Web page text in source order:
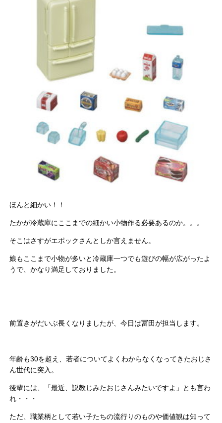
ほんと細かい！！
たかが冷蔵庫にここまでの細かい小物作る必要あるのか。。。
そこはさすがエポックさんとしか言えません。
娘もここまで小物が多いと冷蔵庫一つでも遊びの幅が広がったよ
うで、かなり満足しておりました。
前置きがだいぶ長くなりましたが、今日は冨田が担当します。
年齢も30を超え、若者についてよくわからなくなってきたおじさ
ん世代に突入。
後輩には、「最近、説教じみたおじさんみたいですよ」とも言わ
れ・・・
ただ、職業柄として若い子たちの流行りのものや価値観は知って